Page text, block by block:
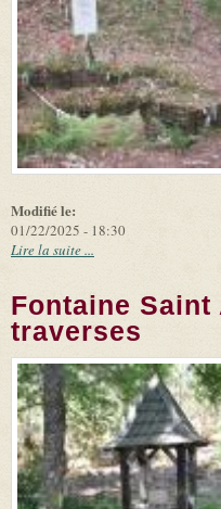
Modifié le:
01/22/2025 - 18:30
Lire la suite ...
Fontaine Saint
traverses